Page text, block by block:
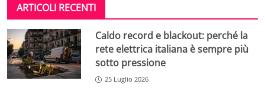
ARTICOLI RECENTI
Caldo record e blackout: perché la
rete elettrica italiana è sempre più
sotto pressione
25 Luglio 2026